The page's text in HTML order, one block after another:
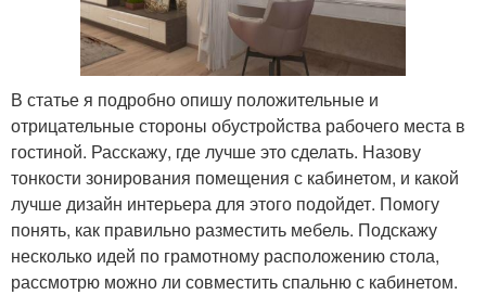
В статье я подробно опишу положительные и
отрицательные стороны обустройства рабочего места в
гостиной. Расскажу, где лучше это сделать. Назову
тонкости зонирования помещения с кабинетом, и какой
лучше дизайн интерьера для этого подойдет. Помогу
понять, как правильно разместить мебель. Подскажу
несколько идей по грамотному расположению стола,
рассмотрю можно ли совместить спальню с кабинетом.